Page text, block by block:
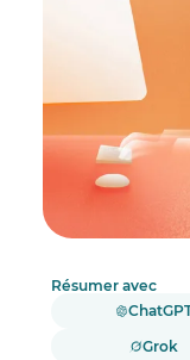
Résumer avec
Grok